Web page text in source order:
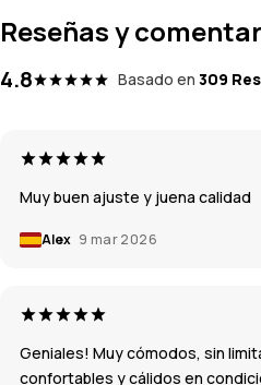
Reseñas y
4.8 Basado en 309
Muy buen ajuste y juena calidad
Alex 9 mar 2026
Geniales! Muy cómodos, sin
confortables y cálidos en